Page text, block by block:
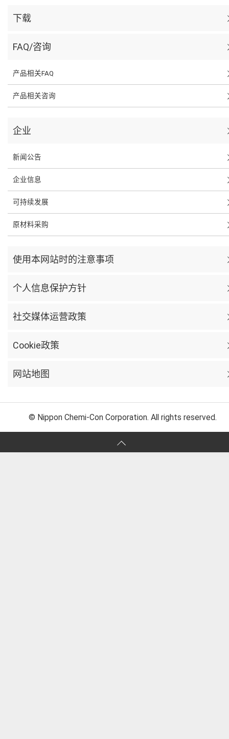
下载
FAQ/咨询
产品相关FAQ
产品相关咨询
企业
新闻公告
企业信息
可持续发展
原材料采购
使用本网站时的注意事项
个人信息保护方针
社交媒体运营政策
Cookie政策
网站地图
© Nippon Chemi-Con Corporation. All rights reserved.